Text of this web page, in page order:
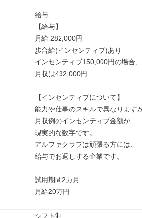
給与
【給与】
月給 282,000円
歩合給(インセンティブ)あり
インセンティブ150,000円の場合、
月収は432,000円
【インセンティブについて】
能力や仕事のスキルで異なりますが
月収例のインセンティブ金額が
現実的な数字です。
アルファクラブは頑張る方には、
給与でお返しする企業です。
試用期間2カ月
月給20万円
シフト制